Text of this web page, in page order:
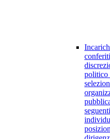
politico